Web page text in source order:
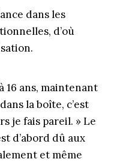
dans les
d’où
16 ans, maintenant
la boîte, c’est
je fais pareil. » Le
d’abord dû aux
et même